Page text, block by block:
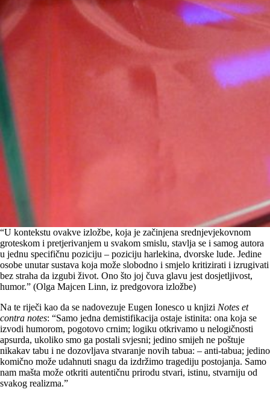
“U kontekstu ovakve izložbe, koja je začinjena srednjevjekovnom
groteskom i pretjerivanjem u svakom smislu, stavlja se i samog autora
u jednu specifičnu poziciju – poziciju harlekina, dvorske lude. Jedine
osobe unutar sustava koja može slobodno i smjelo kritizirati i izrugivati
bez straha da izgubi život. Ono što joj čuva glavu jest dosjetljivost,
humor.” (Olga Majcen Linn, iz predgovora izložbe)
Na te riječi kao da se nadovezuje Eugen Ionesco u knjizi Notes et
contra notes: “Samo jedna demistifikacija ostaje istinita: ona koja se
izvodi humorom, pogotovo crnim; logiku otkrivamo u nelogičnosti
apsurda, ukoliko smo ga postali svjesni; jedino smijeh ne poštuje
nikakav tabu i ne dozovljava stvaranje novih tabua: – anti-tabua; jedino
komično može udahnuti snagu da izdržimo tragediju postojanja. Samo
nam mašta može otkriti autentičnu prirodu stvari, istinu, stvarniju od
svakog realizma.”